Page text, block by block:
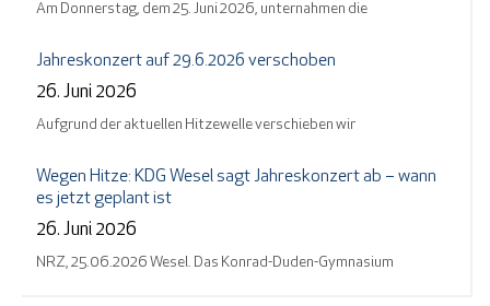
Am Donnerstag, dem 25. Juni 2026, unternahmen die
Jahreskonzert auf 29.6.2026 verschoben
26. Juni 2026
Aufgrund der aktuellen Hitzewelle verschieben wir
Wegen Hitze: KDG Wesel sagt Jahreskonzert ab – wann
es jetzt geplant ist
26. Juni 2026
NRZ, 25.06.2026 Wesel. Das Konrad-Duden-Gymnasium